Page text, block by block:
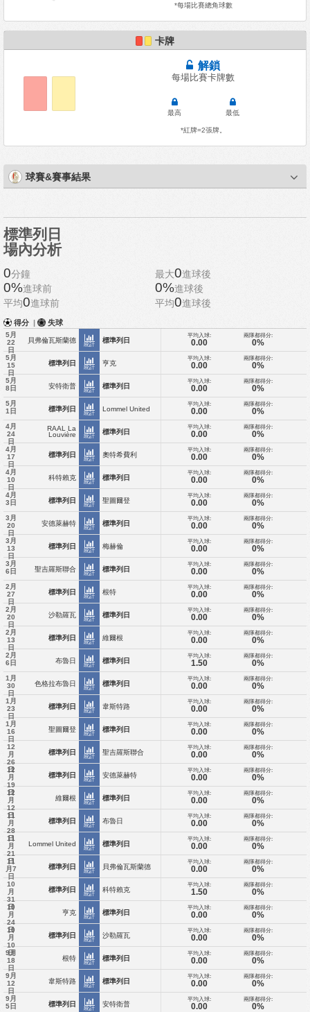
*每場比賽總角球數
卡牌
解鎖
每場比賽卡牌數
最高 最低
*紅牌=2張牌。
球賽&賽事結果
標準列日
場內分析
0分鐘 最大0進球後
0%進球前 0%進球後
平均0進球前 平均0進球後
得分 | 失球
5月
22
日
貝弗倫瓦斯蘭德
統計
標準列日
平均入球:
0.00
兩隊都得分:
0%
5月
15
日
標準列日
統計
亨克
平均入球:
0.00
兩隊都得分:
0%
5月
8日
安特衛普
統計
標準列日
平均入球:
0.00
兩隊都得分:
0%
5月
1日
標準列日
統計
Lommel United
平均入球:
0.00
兩隊都得分:
0%
4月
24
日
RAAL La
Louvière
統計
標準列日
平均入球:
0.00
兩隊都得分:
0%
4月
17
日
標準列日
統計
奧特希費利
平均入球:
0.00
兩隊都得分:
0%
4月
10
日
科特賴克
統計
標準列日
平均入球:
0.00
兩隊都得分:
0%
4月
3日
標準列日
統計
聖圖爾登
平均入球:
0.00
兩隊都得分:
0%
3月
20
日
安德萊赫特
統計
標準列日
平均入球:
0.00
兩隊都得分:
0%
3月
13
日
標準列日
統計
梅赫倫
平均入球:
0.00
兩隊都得分:
0%
3月
6日
聖吉羅斯聯合
統計
標準列日
平均入球:
0.00
兩隊都得分:
0%
2月
27
日
標準列日
統計
根特
平均入球:
0.00
兩隊都得分:
0%
2月
20
日
沙勒羅瓦
統計
標準列日
平均入球:
0.00
兩隊都得分:
0%
2月
13
日
標準列日
統計
維爾根
平均入球:
0.00
兩隊都得分:
0%
2月
6日
布魯日
統計
標準列日
平均入球:
1.50
兩隊都得分:
0%
1月
30
日
色格拉布魯日
統計
標準列日
平均入球:
0.00
兩隊都得分:
0%
1月
23
日
標準列日
統計
韋斯特路
平均入球:
0.00
兩隊都得分:
0%
1月
16
日
聖圖爾登
統計
標準列日
平均入球:
0.00
兩隊都得分:
0%
12
月
26
日
標準列日
統計
聖吉羅斯聯合
平均入球:
0.00
兩隊都得分:
0%
12
月
19
日
標準列日
統計
安德萊赫特
平均入球:
0.00
兩隊都得分:
0%
12
月
12
日
維爾根
統計
標準列日
平均入球:
0.00
兩隊都得分:
0%
11
月
28
日
標準列日
統計
布魯日
平均入球:
0.00
兩隊都得分:
0%
11
月
21
日
Lommel United
統計
標準列日
平均入球:
0.00
兩隊都得分:
0%
11
月7
日
標準列日
統計
貝弗倫瓦斯蘭德
平均入球:
0.00
兩隊都得分:
0%
10
月
31
日
標準列日
統計
科特賴克
平均入球:
1.50
兩隊都得分:
0%
10
月
24
日
亨克
統計
標準列日
平均入球:
0.00
兩隊都得分:
0%
10
月
10
日
標準列日
統計
沙勒羅瓦
平均入球:
0.00
兩隊都得分:
0%
9月
18
日
根特
統計
標準列日
平均入球:
0.00
兩隊都得分:
0%
9月
12
日
韋斯特路
統計
標準列日
平均入球:
0.00
兩隊都得分:
0%
9月
5日
標準列日
統計
安特衛普
平均入球:
0.00
兩隊都得分:
0%